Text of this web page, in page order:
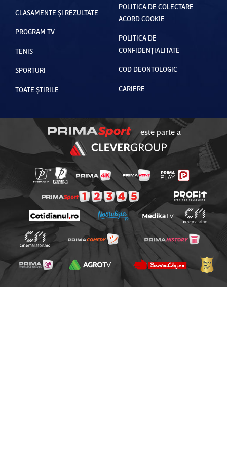
CLASAMENTE ȘI REZULTATE
PROGRAM TV
TENIS
SPORTURI
TOATE ȘTIRILE
POLITICA DE COLECTARE
ACORD COOKIE
POLITICA DE
CONFIDENȚIALITATE
COD DEONTOLOGIC
CARIERE
este parte a